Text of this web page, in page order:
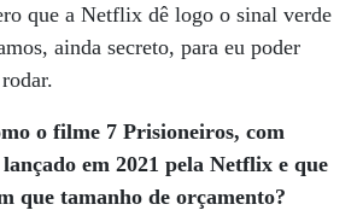
que a Netflix dê logo o sinal verde
ainda secreto, para eu poder
o filme 7 Prisioneiros, com
em 2021 pela Netflix e que
que tamanho de orçamento?